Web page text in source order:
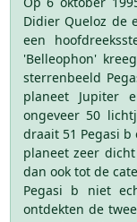
Didier Queloz de
een
'Belleophon'
sterrenbeeld
planeet Jupiter
ongeveer 50
draait 51 Pegasi
planeet zeer
dan ook tot de
Pegasi b niet
ontdekten de